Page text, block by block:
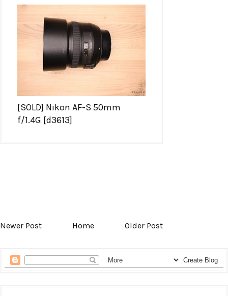
[SOLD] Nikon AF-S 50mm
f/1.4G [d3613]
Newer Post Home Older Post